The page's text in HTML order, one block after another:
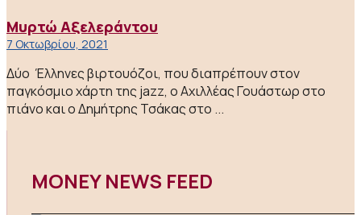
Μυρτώ Αξελεράντου
7 Οκτωβρίου, 2021
Δύο Έλληνες βιρτουόζοι, που διαπρέπουν στον
παγκόσμιο χάρτη της jazz, o Αχιλλέας Γουάστωρ στο
πιάνο και ο Δημήτρης Τσάκας στο ...
MONEY NEWS FEED